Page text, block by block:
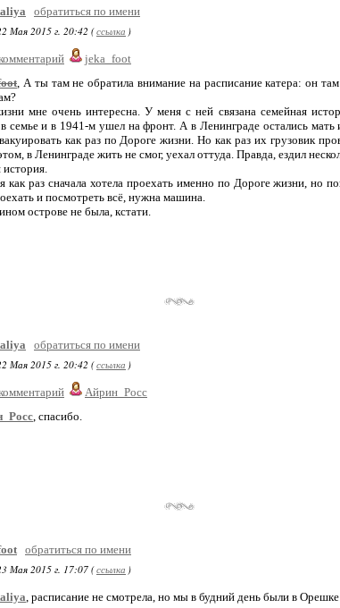
обратиться по имени
Мая 2015 г. 20:42 (ссылка )
jeka_foot
, А ты там не обратила внимание на расписание катера: он
мне очень интересна. У меня с ней связана семейная
семье и в 1941-м ушел на фронт. А в Ленинграде остались мать
как раз по Дороге жизни. Но как раз их грузовик
в Ленинграде жить не смог, уехал оттуда. Правда, ездил
история.
как раз сначала хотела проехать именно по Дороге жизни, но
и посмотреть всё, нужна машина.
острове не была, кстати.
обратиться по имени
Мая 2015 г. 20:42 (ссылка )
Айрин_Росс
, спасибо.
обратиться по имени
Мая 2015 г. 17:07 (ссылка )
, расписание не смотрела, но мы в будний день были в